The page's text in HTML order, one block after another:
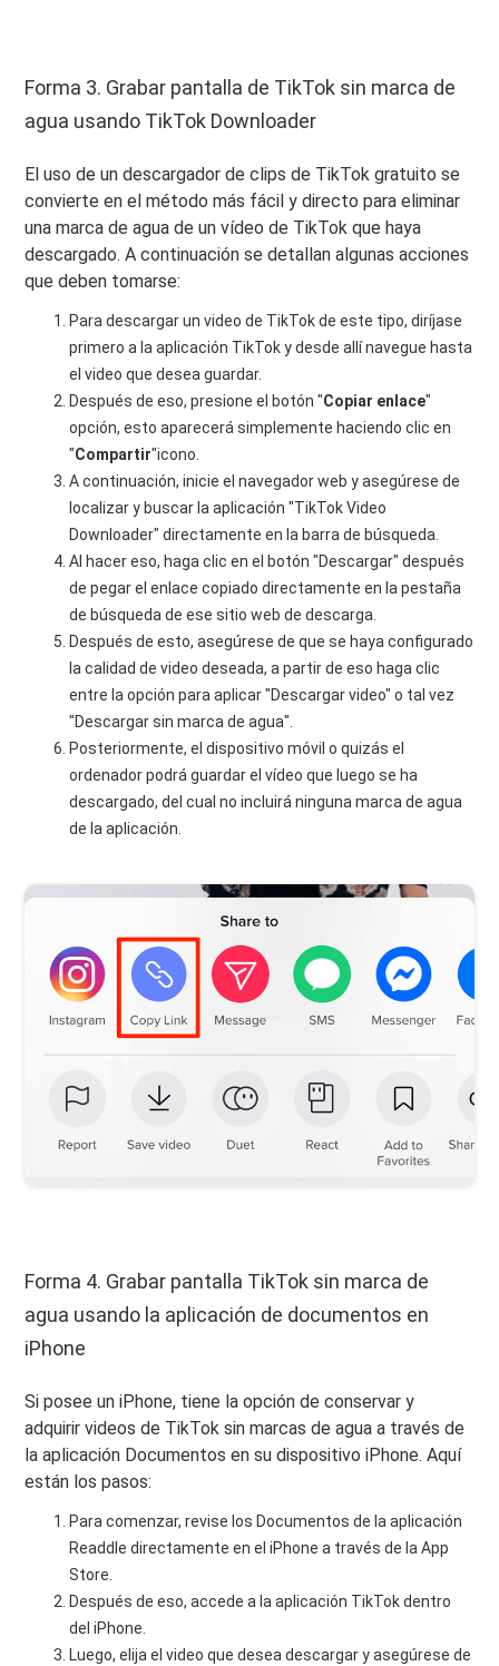
Forma 3. Grabar pantalla de TikTok sin marca de
agua usando TikTok Downloader
El uso de un descargador de clips de TikTok gratuito se
convierte en el método más fácil y directo para eliminar
una marca de agua de un vídeo de TikTok que haya
descargado. A continuación se detallan algunas acciones
que deben tomarse:
Para descargar un video de TikTok de este tipo, diríjase
primero a la aplicación TikTok y desde allí navegue hasta
el video que desea guardar.
Después de eso, presione el botón "Copiar enlace"
opción, esto aparecerá simplemente haciendo clic en
"Compartir"icono.
A continuación, inicie el navegador web y asegúrese de
localizar y buscar la aplicación "TikTok Video
Downloader" directamente en la barra de búsqueda.
Al hacer eso, haga clic en el botón "Descargar" después
de pegar el enlace copiado directamente en la pestaña
de búsqueda de ese sitio web de descarga.
Después de esto, asegúrese de que se haya configurado
la calidad de video deseada, a partir de eso haga clic
entre la opción para aplicar "Descargar video" o tal vez
"Descargar sin marca de agua".
Posteriormente, el dispositivo móvil o quizás el
ordenador podrá guardar el vídeo que luego se ha
descargado, del cual no incluirá ninguna marca de agua
de la aplicación.
Forma 4. Grabar pantalla TikTok sin marca de
agua usando la aplicación de documentos en
iPhone
Si posee un iPhone, tiene la opción de conservar y
adquirir videos de TikTok sin marcas de agua a través de
la aplicación Documentos en su dispositivo iPhone. Aquí
están los pasos:
Para comenzar, revise los Documentos de la aplicación
Readdle directamente en el iPhone a través de la App
Store.
Después de eso, accede a la aplicación TikTok dentro
del iPhone.
Luego, elija el video que desea descargar y asegúrese de